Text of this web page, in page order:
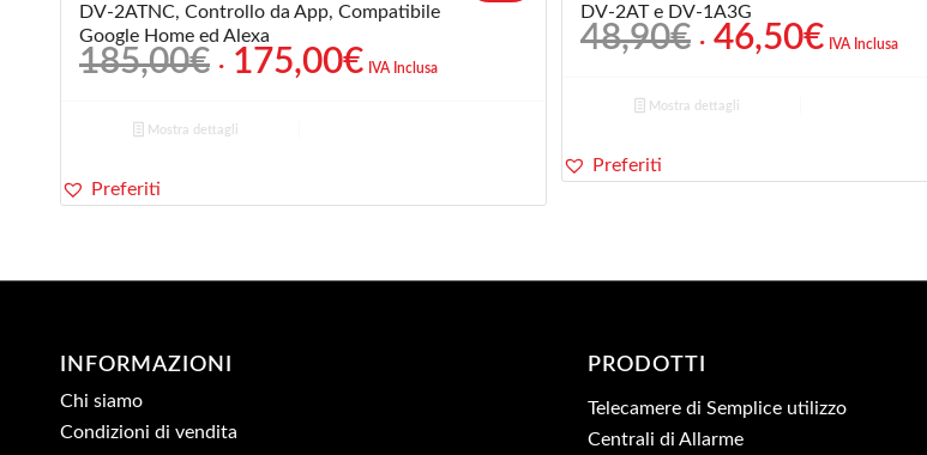
DV-2ATNC, Controllo da App, Compatibile
Google Home ed Alexa
185,00€ Il
prezzo
originale
era:
175,00€IlIVA Inclusa
Mostra dettagli
Preferiti
DV-2AT e DV-1A3G
48,90€ Il
prezzo
originale
era:
46,50€IlIVA Inclusa
Mostra dettagli
Preferiti
INFORMAZIONI
Chi siamo
Condizioni di vendita
PRODOTTI
Telecamere di Semplice utilizzo
Centrali di Allarme